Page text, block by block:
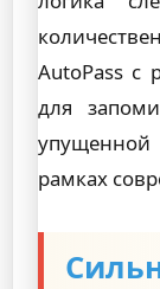
AutoPass с
для
упущенной
рамках